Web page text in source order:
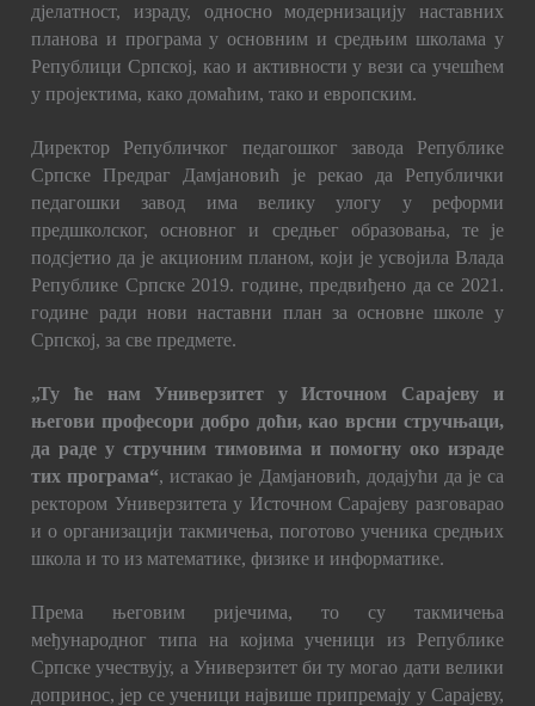
дјелатност, израду, односно модернизацију наставних
планова и програма у основним и средњим школама у
Републици Српској, као и активности у вези са учешћем
у пројектима, како домаћим, тако и европским.
Директор Републичког педагошког завода Републике
Српске Предраг Дамјановић је рекао да Републички
педагошки завод има велику улогу у реформи
предшколског, основног и средњег образовања, те је
подсјетио да је акционим планом, који је усвојила Влада
Републике Српске 2019. године, предвиђено да се 2021.
године ради нови наставни план за основне школе у
Српској, за све предмете.
„Ту ће нам Универзитет у Источном Сарајеву и
његови професори добро доћи, као врсни стручњаци,
да раде у стручним тимовима и помогну око израде
тих програма“, истакао је Дамјановић, додајући да је са
ректором Универзитета у Источном Сарајеву разговарао
и о организацији такмичења, поготово ученика средњих
школа и то из математике, физике и информатике.
Према његовим ријечима, то су такмичења
међународног типа на којима ученици из Републике
Српске учествују, а Универзитет би ту могао дати велики
допринос, јер се ученици највише припремају у Сарајеву,